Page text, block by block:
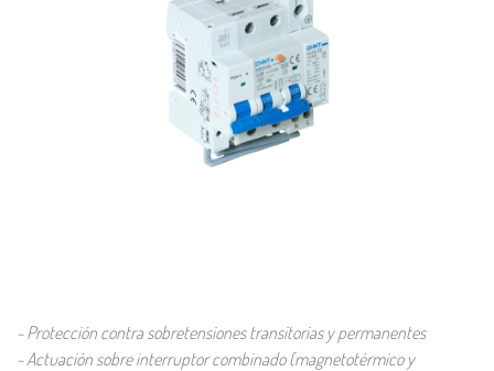
- Protección contra sobretensiones transitorias y permanentes
- Actuación sobre interruptor combinado (magnetotérmico y